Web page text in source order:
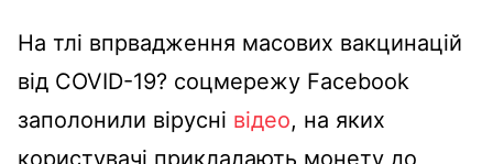
На тлі впрвадження масових вакцинацій
від COVID-19? соцмережу Facebook
заполонили вірусні відео, на яких
користувачі прикладають монету до